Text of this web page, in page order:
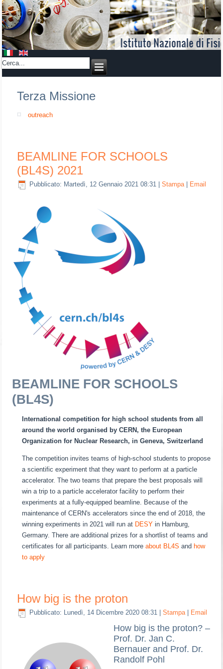
Terza Missione
outreach
BEAMLINE FOR SCHOOLS
(BL4S) 2021
Pubblicato: Martedì, 12 Gennaio 2021 08:31 |Stampa Email
BEAMLINE FOR SCHOOLS
(BL4S)
International competition for high school students from all
around the world organised by CERN, the European
Organization for Nuclear Research, in Geneva, Switzerland
The competition invites teams of high-school students to propose
a scientific experiment that they want to perform at a particle
accelerator. The two teams that prepare the best proposals will
win a trip to a particle accelerator facility to perform their
experiments at a fully-equipped beamline. Because of the
maintenance of CERN's accelerators since the end of 2018, the
winning experiments in 2021 will run at DESY in Hamburg,
Germany. There are additional prizes for a shortlist of teams and
certificates for all participants. Learn moreabout BL4S and how
to apply
How big is the proton
Pubblicato: Lunedì, 14 Dicembre 2020 08:31 |Stampa Email
How big is the proton? –
Prof. Dr. Jan C.
Bernauer and Prof. Dr.
Randolf Pohl